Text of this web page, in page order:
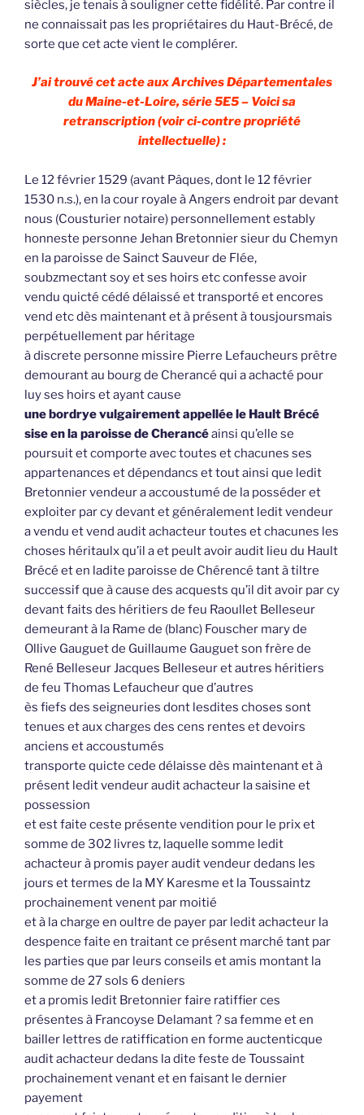
siècles, je tenais à souligner cette fidélité. Par contre il
ne connaissait pas les propriétaires du Haut-Brécé, de
sorte que cet acte vient le complérer.
J’ai trouvé cet acte aux Archives Départementales
du Maine-et-Loire, série 5E5 – Voici sa
retranscription (voir ci-contre propriété
intellectuelle) :
Le 12 février 1529 (avant Pâques, dont le 12 février
1530 n.s.), en la cour royale à Angers endroit par devant
nous (Cousturier notaire) personnellement estably
honneste personne Jehan Bretonnier sieur du Chemyn
en la paroisse de Sainct Sauveur de Flée,
soubzmectant soy et ses hoirs etc confesse avoir
vendu quicté cédé délaissé et transporté et encores
vend etc dès maintenant et à présent à tousjoursmais
perpétuellement par héritage
à discrete personne missire Pierre Lefaucheurs prêtre
demourant au bourg de Cherancé qui a achacté pour
luy ses hoirs et ayant cause
une bordrye vulgairement appellée le Hault Brécé
sise en la paroisse de Cherancéainsi qu’elle se
poursuit et comporte avec toutes et chacunes ses
appartenances et dépendancs et tout ainsi que ledit
Bretonnier vendeur a accoustumé de la posséder et
exploiter par cy devant et généralement ledit vendeur
a vendu et vend audit achacteur toutes et chacunes les
choses héritaulx qu’il a et peult avoir audit lieu du Hault
Brécé et en ladite paroisse de Chérencé tant à tiltre
successif que à cause des acquests qu’il dit avoir par cy
devant faits des héritiers de feu Raoullet Belleseur
demeurant à la Rame de (blanc) Fouscher mary de
Ollive Gauguet de Guillaume Gauguet son frère de
René Belleseur Jacques Belleseur et autres héritiers
de feu Thomas Lefaucheur que d’autres
ès fiefs des seigneuries dont lesdites choses sont
tenues et aux charges des cens rentes et devoirs
anciens et accoustumés
transporte quicte cede délaisse dès maintenant et à
présent ledit vendeur audit achacteur la saisine et
possession
et est faite ceste présente vendition pour le prix et
somme de 302 livres tz, laquelle somme ledit
achacteur à promis payer audit vendeur dedans les
jours et termes de la MY Karesme et la Toussaintz
prochainement venent par moitié
et à la charge en oultre de payer par ledit achacteur la
despence faite en traitant ce présent marché tant par
les parties que par leurs conseils et amis montant la
somme de 27 sols 6 deniers
et a promis ledit Bretonnier faire ratiffier ces
présentes à Francoyse Delamant ? sa femme et en
bailler lettres de ratiffication en forme auctenticque
audit achacteur dedans la dite feste de Toussaint
prochainement venant et en faisant le dernier
payement